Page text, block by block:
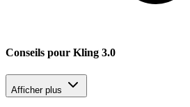
Conseils pour Kling 3.0
Afficher plus